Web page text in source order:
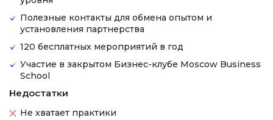
Полезные контакты для обмена опытом и
установления партнерства
120 бесплатных мероприятий в год
Участие в закрытом Бизнес-клубе Moscow Business
School
Недостатки
Не хватает практики